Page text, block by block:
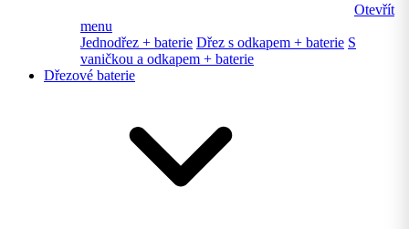
Otevřít
menu
Jednodřez + baterie Dřez s odkapem + baterie S
vaničkou a odkapem + baterie
Dřezové baterie